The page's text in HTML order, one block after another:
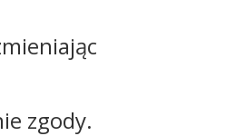
Informacje dodatkowe:
REGON: Gmina Sośno:
zgody.